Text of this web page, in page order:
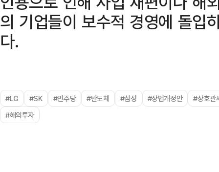
의 기업들이 보수적 경영에 돌입
다.
#LG #SK #민주당 #반도체 #삼성 #상법개정안
#상호관
#해외투자